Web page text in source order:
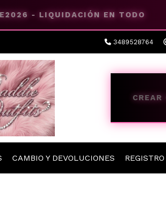
- LIQUIDACIÓN EN TODO
3489528764
CREAR
CAMBIO Y DEVOLUCIONES